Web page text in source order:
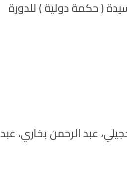
من بينهم سيدة ( حكمة دولية ) للدورة
: عبد الله الحجيلي، عبد الرحمن بخاري، عبد